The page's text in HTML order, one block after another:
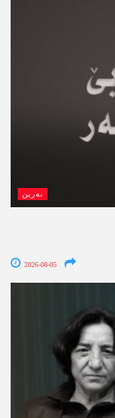
نەرین
2026-08-05